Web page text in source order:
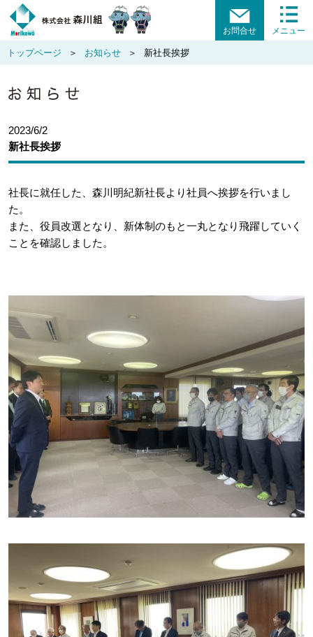
お問合せ メニュー
トップページ お知らせ 新社長挨拶
2023/6/2
新社長挨拶
社長に就任した、森川明紀新社長より社員へ挨拶を行いまし
た。
また、役員改選となり、新体制のもと一丸となり飛躍していく
ことを確認しました。